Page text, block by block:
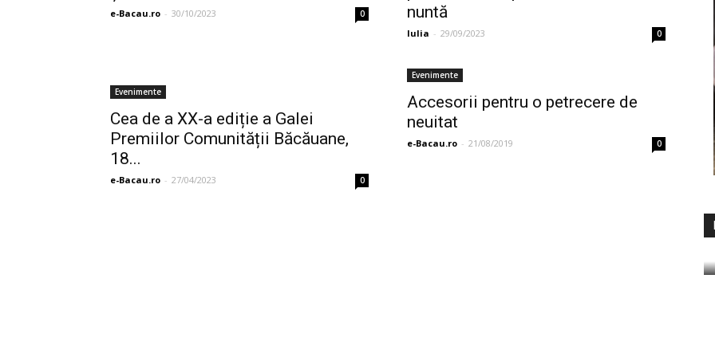
e-Bacau.ro - 30/10/2023 0
nuntă
Iulia - 29/09/2023 0
Evenimente
Cea de a XX-a ediție a Galei
Premiilor Comunității Băcăuane,
18...
e-Bacau.ro - 27/04/2023 0
Evenimente
Accesorii pentru o petrecere de
neuitat
e-Bacau.ro - 21/08/2019 0